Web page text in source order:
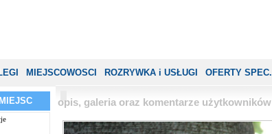
MIEJSCOWOSCI ROZRYWKA i USŁUGI OFERTY SPEC.
opis, galeria oraz komentarze użytkowników